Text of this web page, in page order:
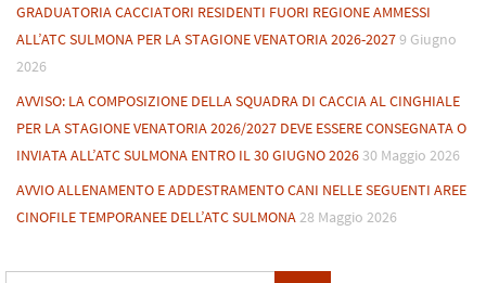
GRADUATORIA CACCIATORI RESIDENTI FUORI REGIONE AMMESSI
ALL’ATC SULMONA PER LA STAGIONE VENATORIA 2026-20279 Giugno
2026
AVVISO: LA COMPOSIZIONE DELLA SQUADRA DI CACCIA AL CINGHIALE
PER LA STAGIONE VENATORIA 2026/2027 DEVE ESSERE CONSEGNATA O
INVIATA ALL’ATC SULMONA ENTRO IL 30 GIUGNO 202630 Maggio 2026
AVVIO ALLENAMENTO E ADDESTRAMENTO CANI NELLE SEGUENTI AREE
CINOFILE TEMPORANEE DELL’ATC SULMONA28 Maggio 2026